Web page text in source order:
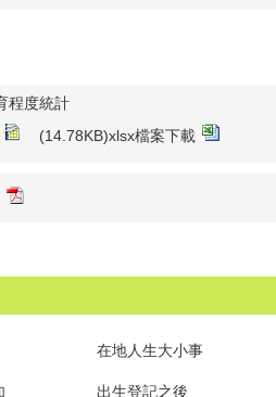
程度統計
(14.78KB)xlsx檔案下載
在地人生大小事
出生登記之後